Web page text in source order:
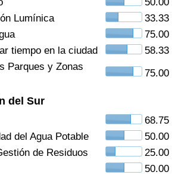
Lumínica
33.33
75.00
tiempo en la ciudad
58.33
Parques y Zonas
75.00
del Sur
68.75
del Agua Potable
50.00
de Residuos
25.00
50.00
País